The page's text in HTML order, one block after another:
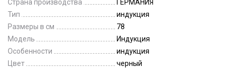
Страна производства
ГЕРМАНИЯ
Тип
индукция
Размеры в см
78
Модель
Индукция
Особенности
индукция
Цвет
черный